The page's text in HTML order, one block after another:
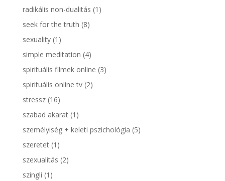
radikális non-dualitás (1)
seek for the truth (8)
sexuality(1)
simple meditation (4)
spirituális filmek online (3)
spirituális online tv(2)
stressz(16)
szabad akarat(1)
személyiség + keleti pszichológia (5)
szeretet(1)
szexualitás (2)
szingli (1)